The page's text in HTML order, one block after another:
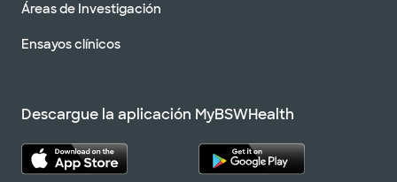
Áreas de Investigación
Ensayos clínicos
Descargue la aplicación MyBSWHealth